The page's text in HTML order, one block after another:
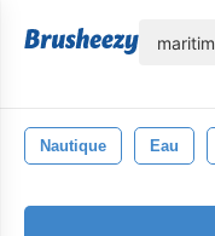
Nautique Eau